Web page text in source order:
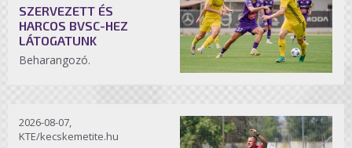
SZERVEZETT ÉS
HARCOS BVSC-HEZ
LÁTOGATUNK
Beharangozó.
2026-08-07,
KTE/kecskemetite.hu